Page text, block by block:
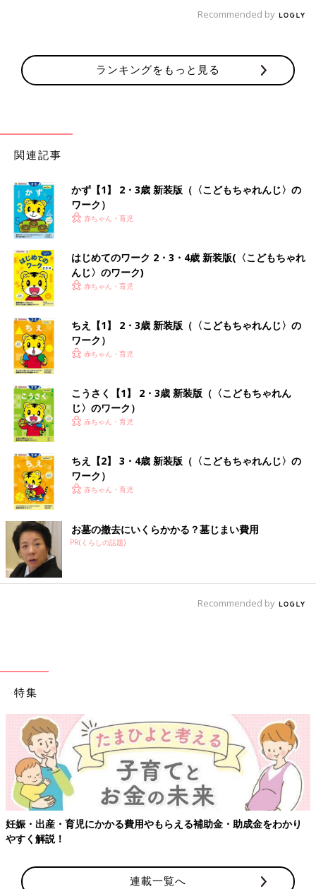
Recommended by
ランキングをもっと見る
関連記事
かず【1】 2・3歳 新装版（〈こどもちゃれんじ〉の
ワーク）
赤ちゃん・育児
はじめてのワーク 2・3・4歳 新装版(〈こどもちゃれ
んじ〉のワーク)
赤ちゃん・育児
ちえ【1】 2・3歳 新装版（〈こどもちゃれんじ〉の
ワーク）
赤ちゃん・育児
こうさく【1】 2・3歳 新装版（〈こどもちゃれん
じ〉のワーク）
赤ちゃん・育児
ちえ【2】 3・4歳 新装版（〈こどもちゃれんじ〉の
ワーク）
赤ちゃん・育児
お墓の撤去にいくらかかる？墓じまい費用
PR(くらしの話題)
Recommended by
特集
妊娠・出産・育児にかかる費用やもらえる補助金・助成金をわかり
やすく解説！
連載一覧へ